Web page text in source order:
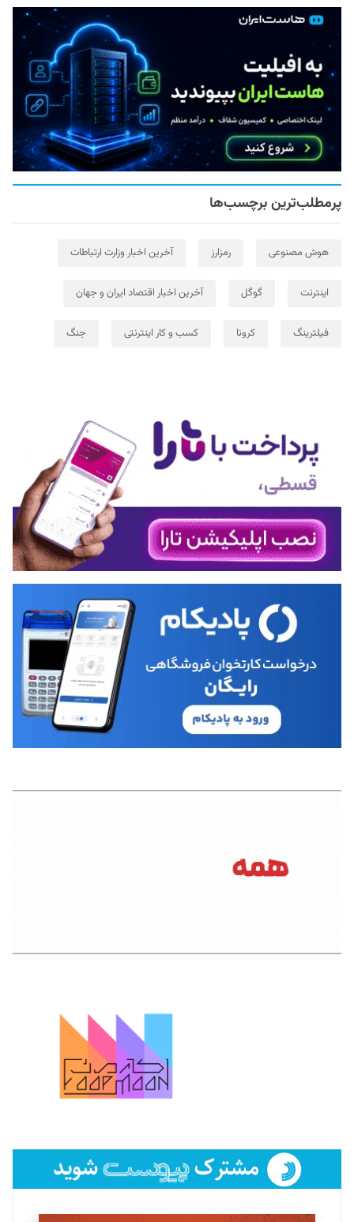
پرمطلب‌ترین برچسب‌ها
هوش مصنوعی رمزارز آخرین اخبار وزارت ارتباطات
اینترنت گوگل آخرین اخبار اقتصاد ایران و جهان
فیلترینگ کرونا کسب و کار اینترنتی جنگ